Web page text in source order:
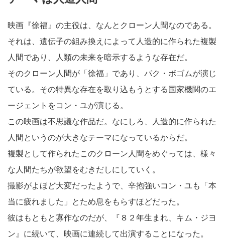
映画『徐福』の主役は、なんとクローン人間なのである。
それは、遺伝子の組み換えによって人造的に作られた複製
人間であり、人類の未来を暗示するような存在だ。
そのクローン人間が「徐福」であり、パク・ボゴムが演じ
ている。その特異な存在を取り込もうとする国家機関のエ
ージェントをコン・ユが演じる。
この映画は不思議な作品だ。なにしろ、人造的に作られた
人間というのが大きなテーマになっているからだ。
複製として作られたこのクローン人間をめぐっては、様々
な人間たちが欲望をむきだしにしていく。
撮影がよほど大変だったようで、辛抱強いコン・ユも「本
当に疲れました」とため息をもらすほどだった。
彼はもともと寡作なのだが、『８２年生まれ、キム・ジヨ
ン』に続いて、映画に連続して出演することになった。